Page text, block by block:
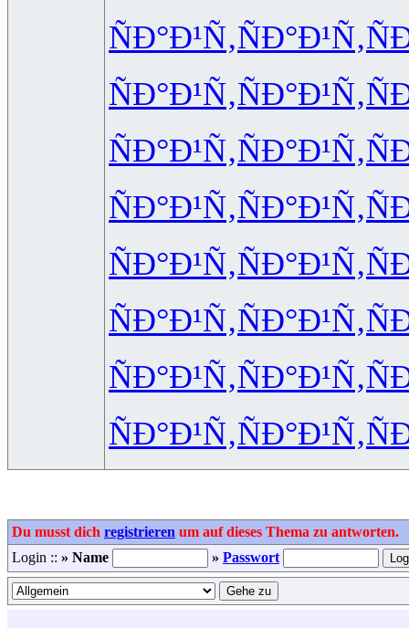
ÑÐ°Ð¹Ñ‚ÑÐ°Ð¹Ñ‚
ÑÐ°Ð¹Ñ‚ÑÐ°Ð¹Ñ‚
ÑÐ°Ð¹Ñ‚ÑÐ°Ð¹Ñ‚
ÑÐ°Ð¹Ñ‚ÑÐ°Ð¹Ñ‚
ÑÐ°Ð¹Ñ‚ÑÐ°Ð¹Ñ‚
ÑÐ°Ð¹Ñ‚ÑÐ°Ð¹Ñ‚
ÑÐ°Ð¹Ñ‚ÑÐ°Ð¹Ñ‚
ÑÐ°Ð¹Ñ‚ÑÐ°Ð¹Ñ‚
Du musst dich registrieren um auf dieses Thema zu antworten.
Login :: » Name » Passwort